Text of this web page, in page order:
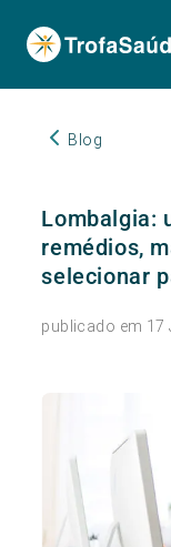
Blog
Lombalgia:
remédios,
selecionar
publicado em 17